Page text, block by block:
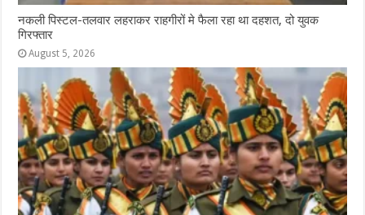
नकली पिस्टल-तलवार लहराकर राहगीरों मे फैला रहा था दहशत, दो युवक
गिरफ्तार
August 5, 2026